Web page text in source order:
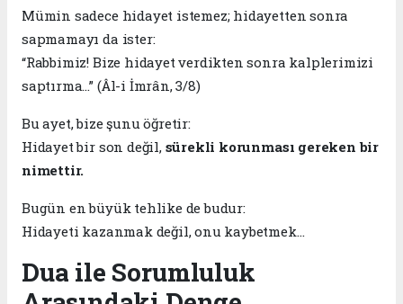
Mümin sadece hidayet istemez; hidayetten sonra
sapmamayı da ister:
“Rabbimiz! Bize hidayet verdikten sonra kalplerimizi
saptırma…” (Âl-i İmrân, 3/8)
Bu ayet, bize şunu öğretir:
Hidayet bir son değil, sürekli korunması gereken bir
nimettir.
Bugün en büyük tehlike de budur:
Hidayeti kazanmak değil, onu kaybetmek…
Dua ile Sorumluluk